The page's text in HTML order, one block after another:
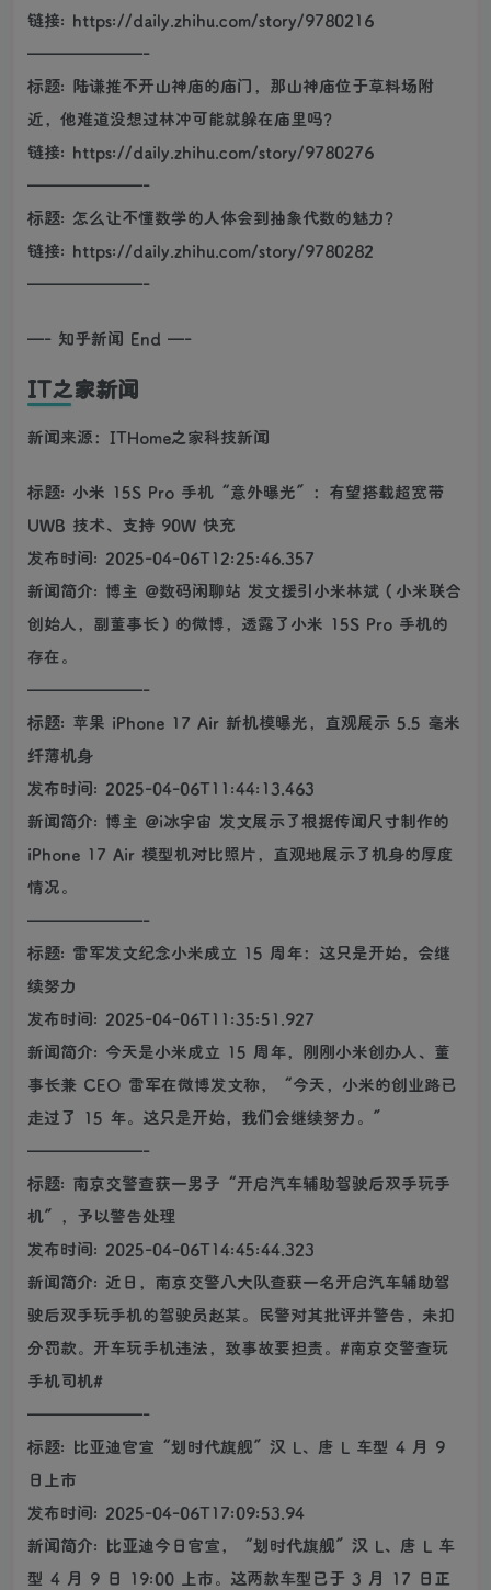
链接: https://daily.zhihu.com/story/9780216
———————-
标题: 陆谦推不开山神庙的庙门，那山神庙位于草料场附
近，他难道没想过林冲可能就躲在庙里吗？
链接: https://daily.zhihu.com/story/9780276
———————-
标题: 怎么让不懂数学的人体会到抽象代数的魅力？
链接: https://daily.zhihu.com/story/9780282
———————-
—- 知乎新闻 End —-
IT之家新闻
新闻来源：ITHome之家科技新闻
标题: 小米 15S Pro 手机“意外曝光”：有望搭载超宽带
UWB 技术、支持 90W 快充
发布时间: 2025-04-06T12:25:46.357
新闻简介: 博主 @数码闲聊站 发文援引小米林斌（小米联合
创始人，副董事长）的微博，透露了小米 15S Pro 手机的
存在。
———————-
标题: 苹果 iPhone 17 Air 新机模曝光，直观展示 5.5 毫米
纤薄机身
发布时间: 2025-04-06T11:44:13.463
新闻简介: 博主 @i冰宇宙 发文展示了根据传闻尺寸制作的
iPhone 17 Air 模型机对比照片，直观地展示了机身的厚度
情况。
———————-
标题: 雷军发文纪念小米成立 15 周年：这只是开始，会继
续努力
发布时间: 2025-04-06T11:35:51.927
新闻简介: 今天是小米成立 15 周年，刚刚小米创办人、董
事长兼 CEO 雷军在微博发文称，“今天，小米的创业路已
走过了 15 年。这只是开始，我们会继续努力。”
———————-
标题: 南京交警查获一男子“开启汽车辅助驾驶后双手玩手
机”，予以警告处理
发布时间: 2025-04-06T14:45:44.323
新闻简介: 近日，南京交警八大队查获一名开启汽车辅助驾
驶后双手玩手机的驾驶员赵某。民警对其批评并警告，未扣
分罚款。开车玩手机违法，致事故要担责。#南京交警查玩
手机司机#
———————-
标题: 比亚迪官宣“划时代旗舰”汉 L、唐 L 车型 4 月 9
日上市
发布时间: 2025-04-06T17:09:53.94
新闻简介: 比亚迪今日官宣，“划时代旗舰”汉 L、唐 L 车
型 4 月 9 日 19:00 上市。这两款车型已于 3 月 17 日正